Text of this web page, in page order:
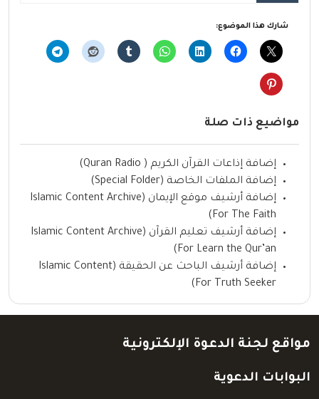
شارك هذا الموضوع:
مواضيع ذات صلة
إضافة إذاعات القرآن الكريم ( Quran Radio)
إضافة الملفات الخاصة (Special Folder)
إضافة أرشيف موقع الإيمان (Islamic Content Archive
For The Faith)
إضافة أرشيف تعليم القرآن (Islamic Content Archive
For Learn the Qur’an)
إضافة أرشيف الباحث عن الحقيقة (Islamic Content
For Truth Seeker)
مواقع لجنة الدعوة الإلكترونية
البوابات الدعوية